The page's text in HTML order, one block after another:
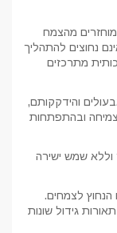
מהצמח
נחוצים להתהליך
מתרכזים
והידקקותם,
ובהתפתחות
וללא שמש ישירה
לצמחים.
גידול שונות